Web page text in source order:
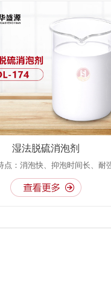
湿法脱硫消泡剂